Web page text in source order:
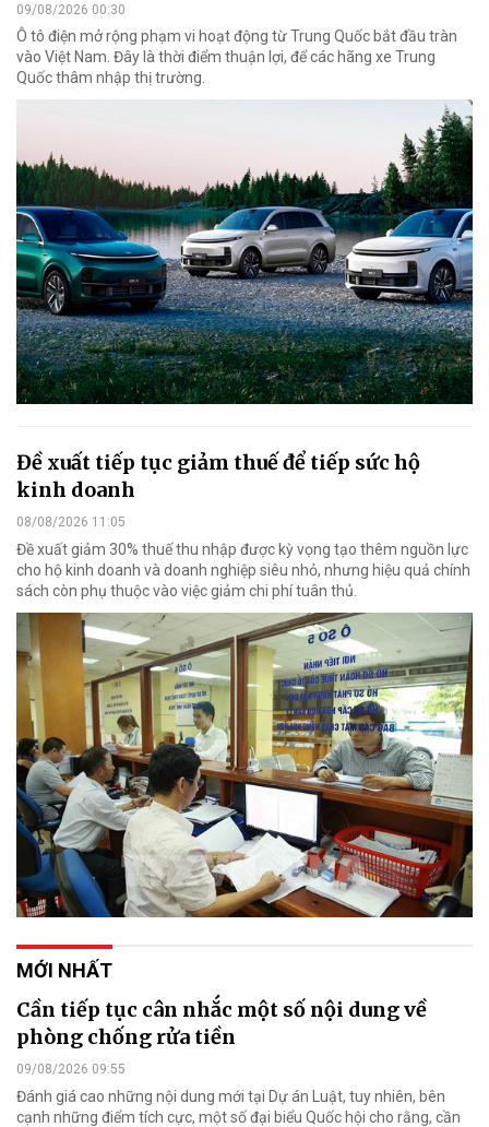
09/08/2026 00:30
Ô tô điện mở rộng phạm vi hoạt động từ Trung Quốc bắt đầu tràn
vào Việt Nam. Đây là thời điểm thuận lợi, để các hãng xe Trung
Quốc thâm nhập thị trường.
Đề xuất tiếp tục giảm thuế để tiếp sức hộ
kinh doanh
08/08/2026 11:05
Đề xuất giảm 30% thuế thu nhập được kỳ vọng tạo thêm nguồn lực
cho hộ kinh doanh và doanh nghiệp siêu nhỏ, nhưng hiệu quả chính
sách còn phụ thuộc vào việc giảm chi phí tuân thủ.
MỚI NHẤT
Cần tiếp tục cân nhắc một số nội dung về
phòng chống rửa tiền
09/08/2026 09:55
Đánh giá cao những nội dung mới tại Dự án Luật, tuy nhiên, bên
cạnh những điểm tích cực, một số đại biểu Quốc hội cho rằng, cần